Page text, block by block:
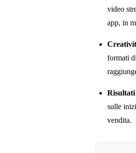
video
app, in
formati
Risultati
sulle
vendita.